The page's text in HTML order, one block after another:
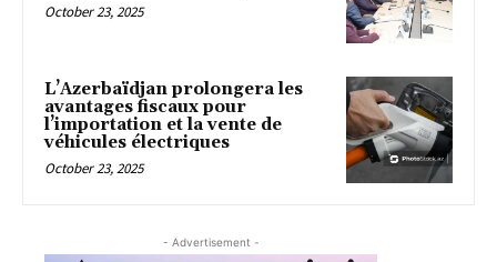
October 23, 2025
L’Azerbaïdjan prolongera les
avantages fiscaux pour
l’importation et la vente de
véhicules électriques
October 23, 2025
- Advertisement -